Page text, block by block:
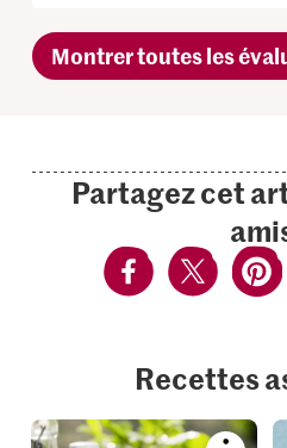
Montrer toutes les
Partagez cet
Recettes